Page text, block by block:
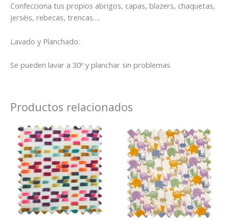
Confecciona tus propios abrigos, capas, blazers, chaquetas,
jerséis, rebecas, trencas….
Lavado y Planchado:
Se pueden lavar a 30º y planchar sin problemas.
Productos relacionados